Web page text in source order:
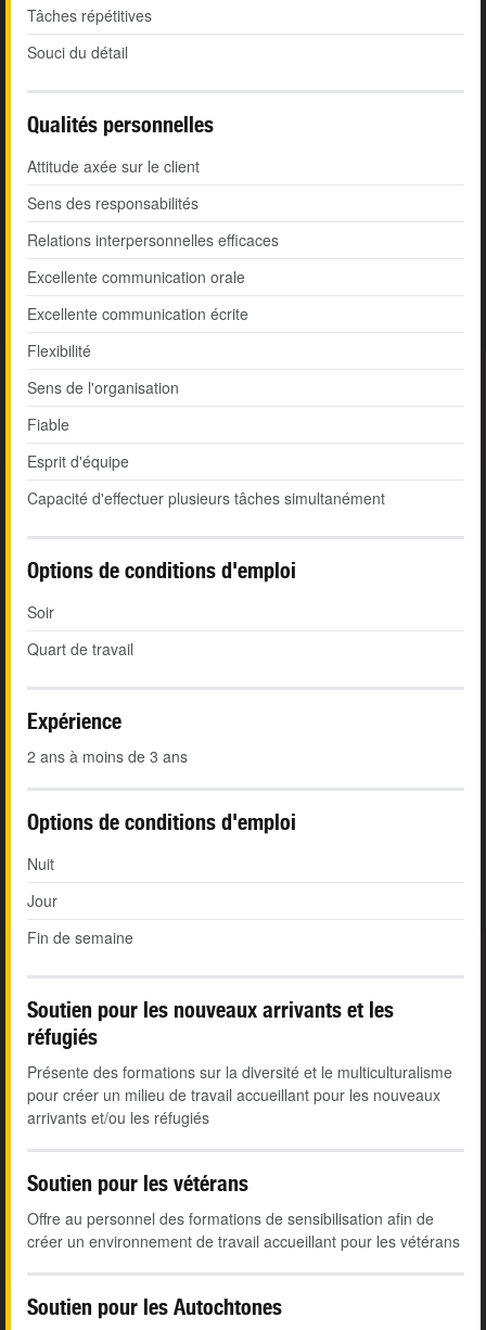
Tâches répétitives
Souci du détail
Qualités personnelles
Attitude axée sur le client
Sens des responsabilités
Relations interpersonnelles efficaces
Excellente communication orale
Excellente communication écrite
Flexibilité
Sens de l'organisation
Fiable
Esprit d'équipe
Capacité d'effectuer plusieurs tâches simultanément
Options de conditions d'emploi
Soir
Quart de travail
Expérience
2 ans à moins de 3 ans
Options de conditions d'emploi
Nuit
Jour
Fin de semaine
Soutien pour les nouveaux arrivants et les
réfugiés
Présente des formations sur la diversité et le multiculturalisme
pour créer un milieu de travail accueillant pour les nouveaux
arrivants et/ou les réfugiés
Soutien pour les vétérans
Offre au personnel des formations de sensibilisation afin de
créer un environnement de travail accueillant pour les vétérans
Soutien pour les Autochtones